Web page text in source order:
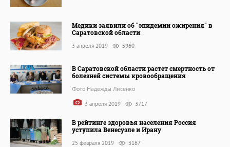
Медики заявили об "эпидемии ожирения" в
Саратовской области
3 апреля 2019 5960
В Саратовской области растет смертность от
болезней системы кровообращения
Фото Надежды Лисенко
3 апреля 2019 3717
В рейтинге здоровья населения Россия
уступила Венесуэле и Ирану
25 февраля 2019 3167